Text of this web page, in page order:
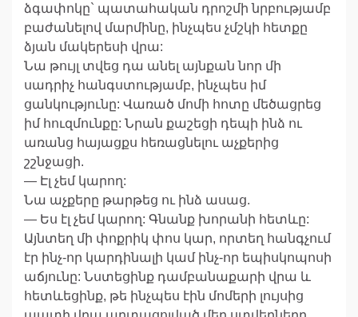
ձգափոկը` պատահական դրոշմի նրբությամբ
բաժանելով մարմինը, ինչպես չմշկի հետքը
ձյան մակերեսի վրա:
Նա թույլ տվեց դա անել այնքան նոր մի
սադրիչ հանգստությամբ, ինչպես իմ
ցանկությունը: Վառած մոմի հոտը մեծացրեց
իմ հուզմունքը: Նրան քաշեցի դեպի ինձ ու
առանց հայացքս հեռացնելու աչքերից
շշնջացի.
— Էլ չեմ կարող:
Նա աչքերը թարթեց ու ինձ ասաց.
— Ես էլ չեմ կարող: Գնանք խորանի հետևը:
Այնտեղ մի փոքրիկ փոս կար, որտեղ հանգչում
էր ինչ-որ կարդինալի կամ ինչ-որ եպիսկոպոսի
աճյունը: Նստեցինք դամբանաքարի վրա և
հետևեցինք, թե ինչպես էին մոմերի լույսից